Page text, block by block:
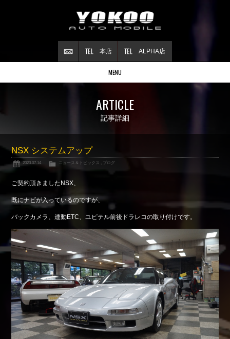
ALPHA店
本店
MENU
NSXについて
Reflesh Plan
Trade in
買取査定
Blog
公式ブログ
Shop info.
Company
会社概要
ARTICLE
記事詳細
NSX システムアップ
2023.07.14 ニュース＆トピックス , ブログ
ご契約頂きましたNSX、
既にナビが入っているのですが、
バックカメラ、連動ETC、ユピテル前後ドラレコの取り付けです。